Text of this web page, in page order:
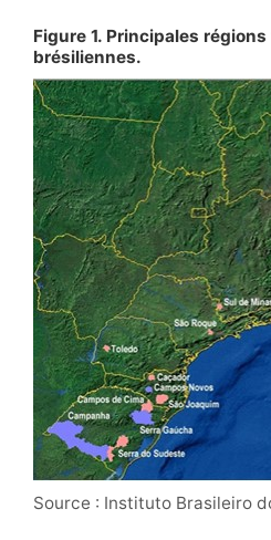
Figure 1. Principales
brésiliennes.
Source : Instituto Brasileiro